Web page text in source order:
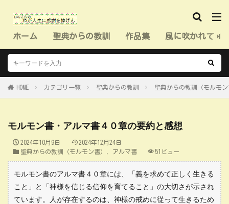
ホーム 聖典からの教訓 作品集 風に吹かれて（
HOME カテゴリ一覧 聖典からの教訓 聖典からの教訓（モルモ
モルモン書・アルマ書４０章の要約と感想
2024年10月9日
2024年12月24日
聖典からの教訓（モルモン書）
アルマ書 51ビュー
モルモン書のアルマ書４０章には、「義を求めて正しく生きる
こと」と「神様を信じる信仰を育てること」の大切さが示され
ています。人が存在するのは、神様の戒めに従って生きるため